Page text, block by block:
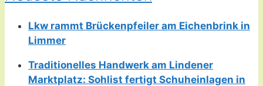
Lkw rammt Brückenpfeiler am Eichenbrink in
Limmer
Traditionelles Handwerk am Lindener
Marktplatz: Sohlist fertigt Schuheinlagen in